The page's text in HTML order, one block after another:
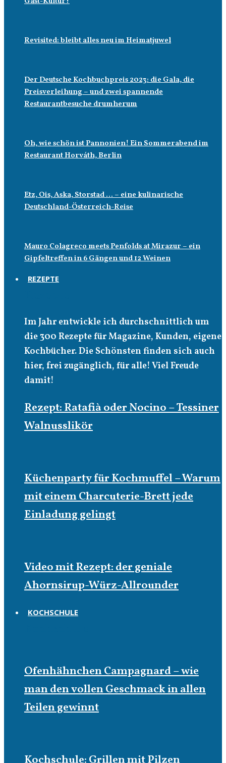
Revisited: bleibt alles neu im Heimatjuwel
Der Deutsche Kochbuchpreis 2023: die Gala, die
Preisverleihung – und zwei spannende
Restaurantbesuche drumherum
Oh, wie schön ist Pannonien! Ein Sommerabend im
Restaurant Horváth, Berlin
Etz, Ois, Aska, Storstad … – eine kulinarische
Deutschland-Österreich-Reise
Mauro Colagreco meets Penfolds at Mirazur – ein
Gipfeltreffen in 6 Gängen und 12 Weinen
REZEPTE
Im Jahr entwickle ich durchschnittlich um
die 300 Rezepte für Magazine, Kunden, eigene
Kochbücher. Die Schönsten finden sich auch
hier, frei zugänglich, für alle! Viel Freude
damit!
Rezept: Ratafià oder Nocino – Tessiner
Walnusslikör
Küchenparty für Kochmuffel – Warum
mit einem Charcuterie-Brett jede
Einladung gelingt
Video mit Rezept: der geniale
Ahornsirup-Würz-Allrounder
KOCHSCHULE
Ofenhähnchen Campagnard – wie
man den vollen Geschmack in allen
Teilen gewinnt